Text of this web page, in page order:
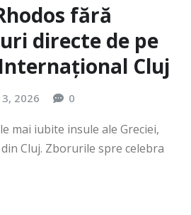
fără
directe de pe
Cluj
2026 0
mai iubite insule ale Greciei,
Cluj. Zborurile spre celebra